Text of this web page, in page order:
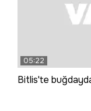
05:22
Bitlis'te